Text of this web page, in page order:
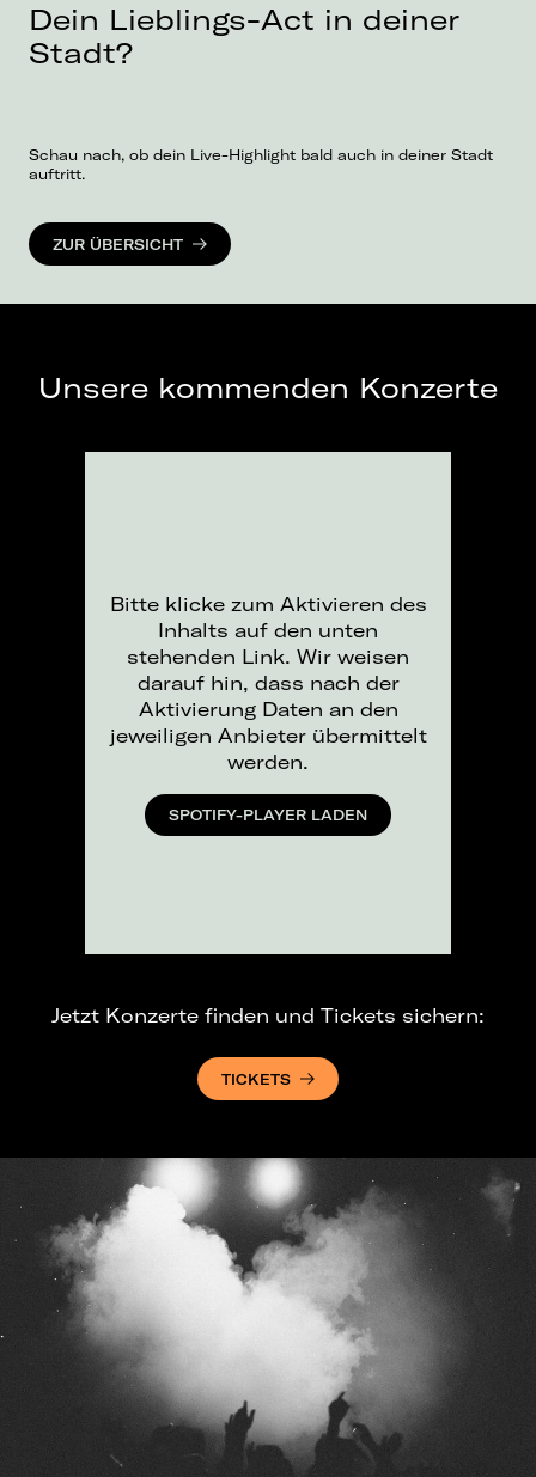
Dein Lieblings-Act in deiner
Stadt?
Schau nach, ob dein Live-Highlight bald auch in deiner Stadt
auftritt.
ZUR ÜBERSICHT
Unsere kommenden Konzerte
Bitte klicke zum Aktivieren des
Inhalts auf den unten
stehenden Link. Wir weisen
darauf hin, dass nach der
Aktivierung Daten an den
jeweiligen Anbieter übermittelt
werden.
SPOTIFY-PLAYER LADEN
Jetzt Konzerte finden und Tickets sichern:
TICKETS